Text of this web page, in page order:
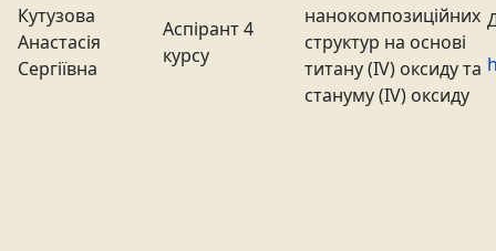
Кутузова
Анастасія
Сергіївна
Аспірант 4
курсу
нанокомпозиційних
структур на основі
титану (IV) оксиду та
стануму (IV) оксиду